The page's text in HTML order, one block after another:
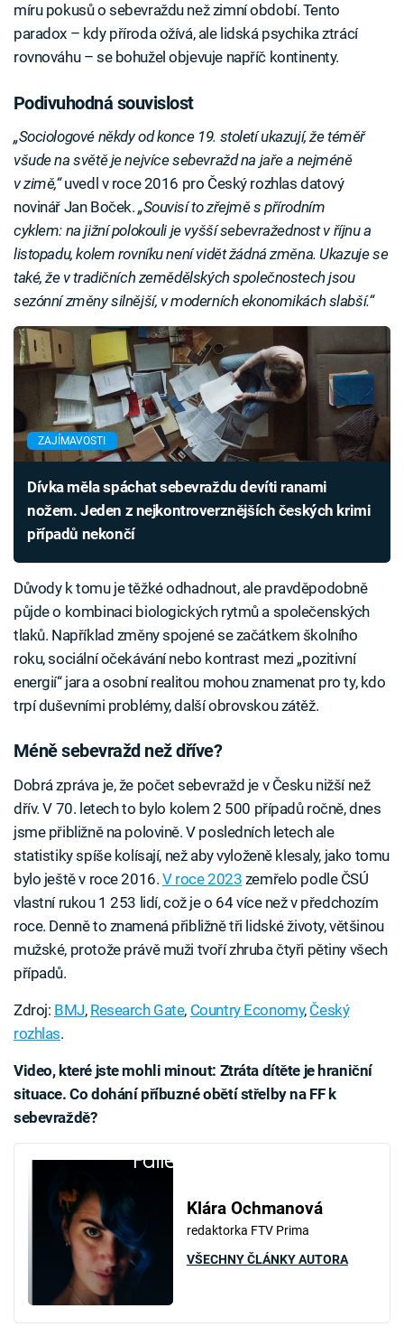
míru pokusů o sebevraždu než zimní období. Tento
paradox – kdy příroda ožívá, ale lidská psychika ztrácí
rovnováhu – se bohužel objevuje napříč kontinenty.
Podivuhodná souvislost
„Sociologové někdy od konce 19. století ukazují, že téměř
všude na světě je nejvíce sebevražd na jaře a nejméně
v zimě,“uvedl v roce 2016 pro Český rozhlas datový
novinář Jan Boček. „Souvisí to zřejmě s přírodním
cyklem: na jižní polokouli je vyšší sebevražednost v říjnu a
listopadu, kolem rovníku není vidět žádná změna. Ukazuje se
také, že v tradičních zemědělských společnostech jsou
sezónní změny silnější, v moderních ekonomikách slabší.“
ZAJÍMAVOSTI
Dívka měla spáchat sebevraždu devíti ranami
nožem. Jeden z nejkontroverznějších českých krimi
případů nekončí
Důvody k tomu je těžké odhadnout, ale pravděpodobně
půjde o kombinaci biologických rytmů a společenských
tlaků. Například změny spojené se začátkem školního
roku, sociální očekávání nebo kontrast mezi „pozitivní
energií“ jara a osobní realitou mohou znamenat pro ty, kdo
trpí duševními problémy, další obrovskou zátěž.
Méně sebevražd než dříve?
Dobrá zpráva je, že počet sebevražd je v Česku nižší než
dřív. V 70. letech to bylo kolem 2 500 případů ročně, dnes
jsme přibližně na polovině. V posledních letech ale
statistiky spíše kolísají, než aby vyloženě klesaly, jako tomu
bylo ještě v roce 2016. V roce 2023 zemřelo podle ČSÚ
vlastní rukou 1 253 lidí, což je o 64 více než v předchozím
roce. Denně to znamená přibližně tři lidské životy, většinou
mužské, protože právě muži tvoří zhruba čtyři pětiny všech
případů.
Zdroj: BMJ, Research Gate, Country Economy, Český
rozhlas.
Video, které jste mohli minout: Ztráta dítěte je hraniční
situace. Co dohání příbuzné obětí střelby na FF k
sebevraždě?
Failed to fetch
Klára Ochmanová
redaktorka FTV Prima
VŠECHNY ČLÁNKY AUTORA